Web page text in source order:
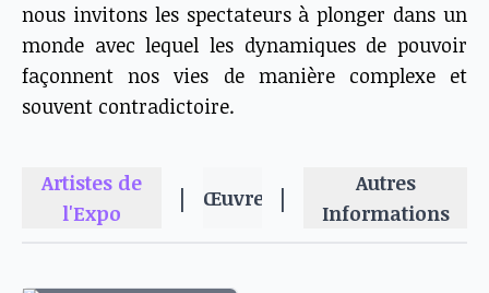
nous invitons les spectateurs à plonger dans un
monde avec lequel les dynamiques de pouvoir
façonnent nos vies de manière complexe et
souvent contradictoire.
Artistes de
l'Expo
| Œuvres |
Autres
Informations